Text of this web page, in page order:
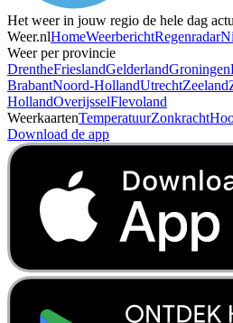
Het weer in jouw regio de hele dag
Weer.nlHomeWeerberichtRegenradar
Weer per provincie
DrentheFrieslandGelderlandGroningen
BrabantNoord-HollandUtrechtZeeland
HollandOverijsselFlevoland
WeerkaartenTemperatuurZonkracht
Download de app